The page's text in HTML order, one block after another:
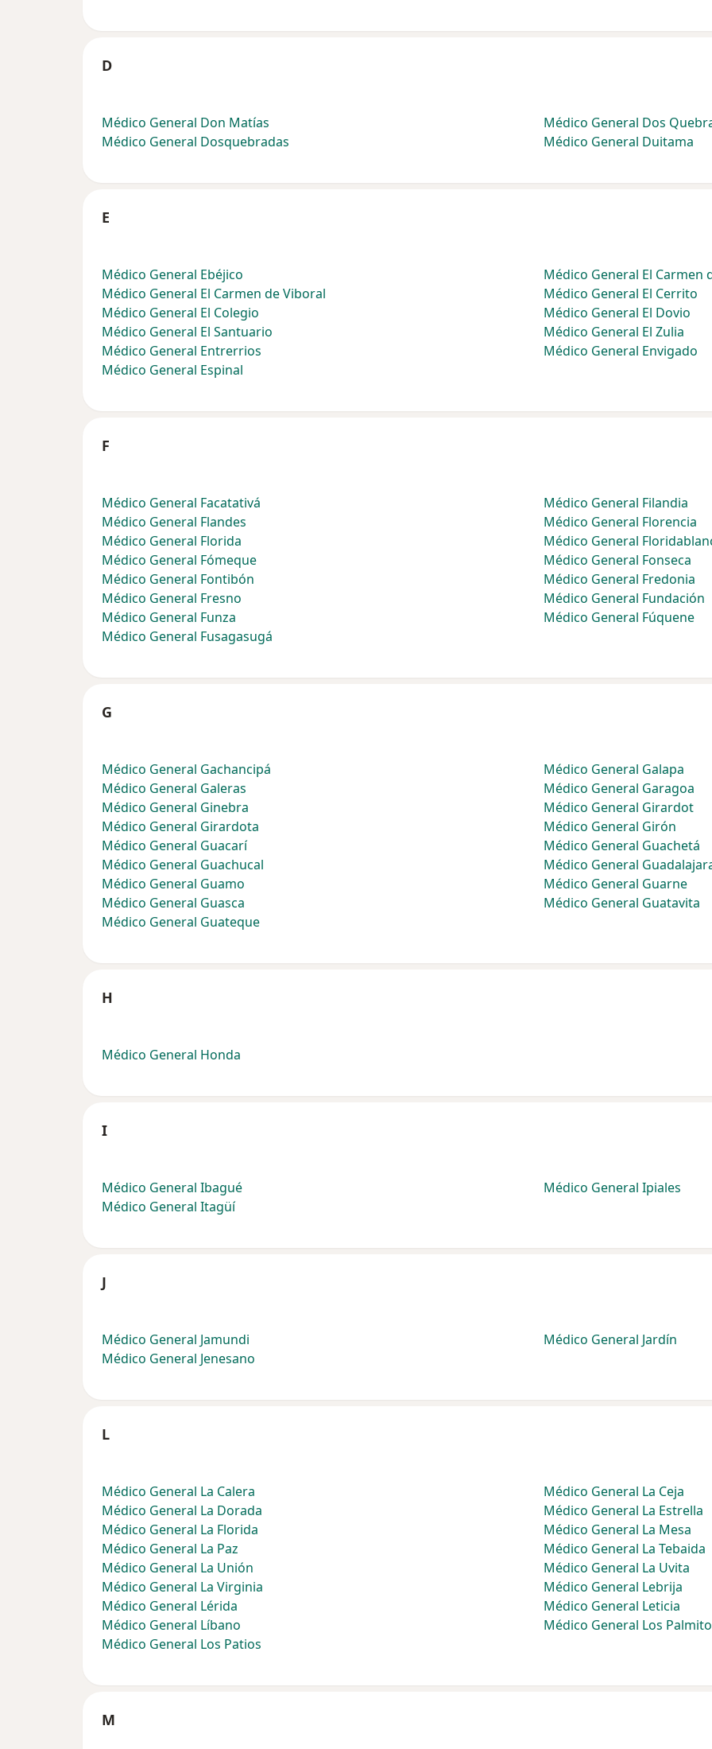
D
Médico General Don Matías
Médico General Dos
Médico General Dosquebradas
Médico General Duitama
E
Médico General Ebéjico
Médico General El Carmen
Médico General El Carmen de Viboral
Médico General El Cerrito
Médico General El Colegio
Médico General El Dovio
Médico General El Santuario
Médico General El Zulia
Médico General Entrerrios
Médico General Envigado
Médico General Espinal
F
Médico General Facatativá
Médico General Filandia
Médico General Flandes
Médico General Florencia
Médico General Florida
Médico General
Médico General Fómeque
Médico General Fonseca
Médico General Fontibón
Médico General Fredonia
Médico General Fresno
Médico General Fundación
Médico General Funza
Médico General Fúquene
Médico General Fusagasugá
G
Médico General Gachancipá
Médico General Galapa
Médico General Galeras
Médico General Garagoa
Médico General Ginebra
Médico General Girardot
Médico General Girardota
Médico General Girón
Médico General Guacarí
Médico General Guachetá
Médico General Guachucal
Médico General
Médico General Guamo
Médico General Guarne
Médico General Guasca
Médico General Guatavita
Médico General Guateque
H
Médico General Honda
I
Médico General Ibagué
Médico General Ipiales
Médico General Itagüí
J
Médico General Jamundi
Médico General Jardín
Médico General Jenesano
L
Médico General La Calera
Médico General La Ceja
Médico General La Dorada
Médico General La Estrella
Médico General La Florida
Médico General La Mesa
Médico General La Paz
Médico General La Tebaida
Médico General La Unión
Médico General La Uvita
Médico General La Virginia
Médico General Lebrija
Médico General Lérida
Médico General Leticia
Médico General Líbano
Médico General Los
Médico General Los Patios
M